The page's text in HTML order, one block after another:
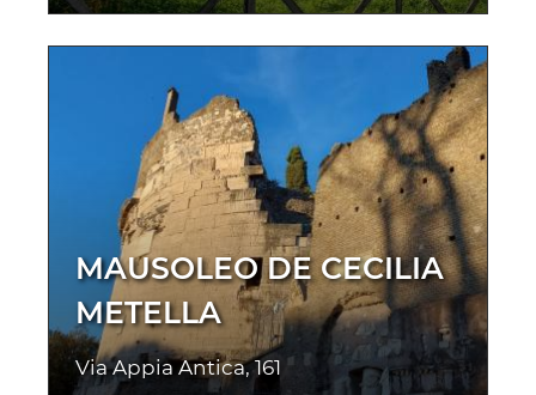
MAUSOLEO DE CECILIA
METELLA
Via Appia Antica, 161